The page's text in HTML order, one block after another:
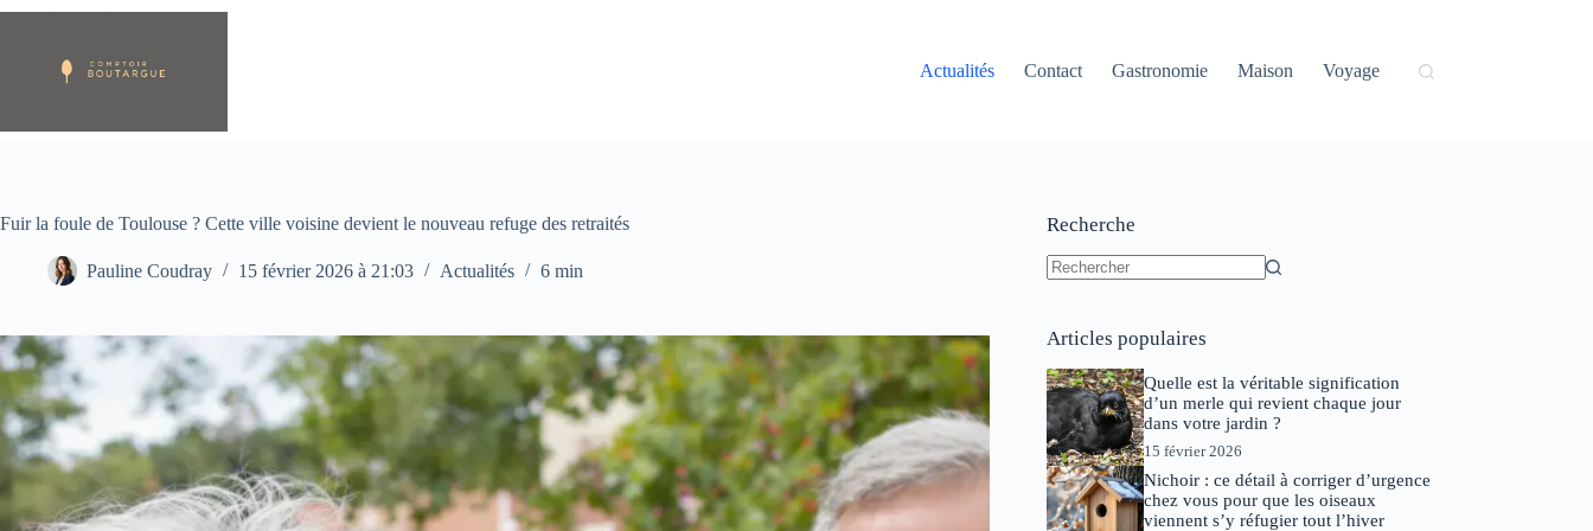
Passer
Actualités
Contact Gastronomie Maison Voyage
Fuir la foule de Toulouse ? Cette ville voisine devient le nouveau refuge des retraités
Pauline Coudray 15 février 2026 à 21:03 Actualités 6 min
Recherche
Articles populaires
Quelle est la véritable signification
d’un merle qui revient chaque jour
dans votre jardin ?
15 février 2026
Nichoir : ce détail à corriger d’urgence
chez vous pour que les oiseaux
viennent s’y réfugier tout l’hiver